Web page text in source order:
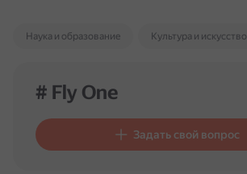
Наука и образование Культура и искусство
# Fly One
Задать свой вопрос